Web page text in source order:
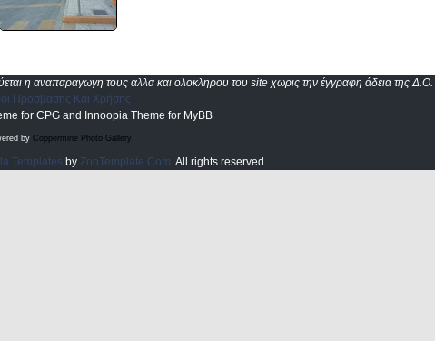
η αναπαραγωγη τους αλλα και ολοκληρου του site χωρις την έγγραφη άδεια της Δ.Ο.
Προσβασης Και Χρήσης
for CPG and Innoopia Theme for MyBB
by Coppermine Photo Gallery
Templates by ZooTemplate.Com. All rights reserved.